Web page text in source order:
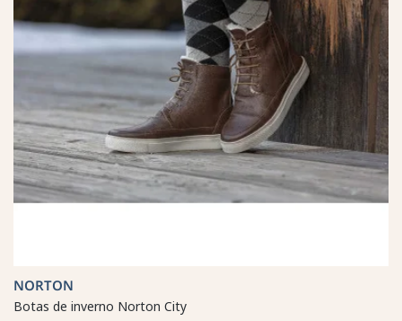
NORTON
Botas de inverno Norton City